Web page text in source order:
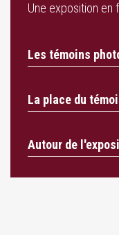
Une exposition en
Les témoins
La place du
Autour de